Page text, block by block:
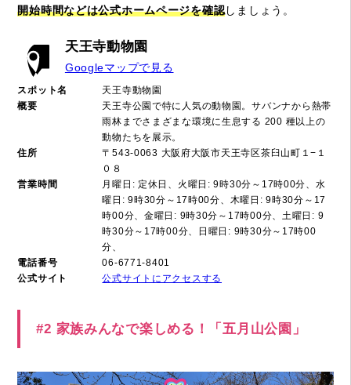
開始時間などは公式ホームページを確認しましょう。
天王寺動物園
Googleマップで見る
スポット名
天王寺動物園
概要
天王寺公園で特に人気の動物園。サバンナから熱帯
雨林までさまざまな環境に生息する 200 種以上の
動物たちを展示。
住所
〒543-0063 大阪府大阪市天王寺区茶臼山町１−１
０８
営業時間
月曜日: 定休日、火曜日: 9時30分～17時00分、水
曜日: 9時30分～17時00分、木曜日: 9時30分～17
時00分、金曜日: 9時30分～17時00分、土曜日: 9
時30分～17時00分、日曜日: 9時30分～17時00
分、
電話番号
06-6771-8401
公式サイト
公式サイトにアクセスする
#2 家族みんなで楽しめる！「五月山公園」